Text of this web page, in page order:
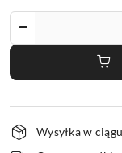
Dostępność
i
Wysyłka w